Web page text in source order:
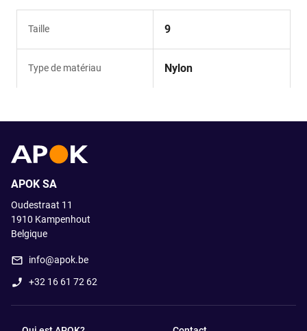
Taille 9
Type de matériau Nylon
APOK SA
Oudestraat 11
1910 Kampenhout
Belgique
info@apok.be
+32 16 61 72 62